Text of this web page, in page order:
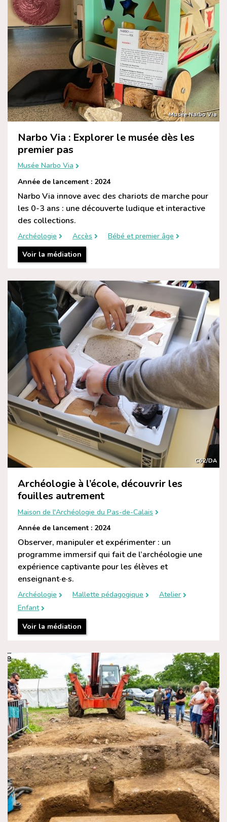
Musée Narbo Via
Narbo Via : Explorer le musée dès les
premier pas
Musée Narbo Via
Année de lancement : 2024
Narbo Via innove avec des chariots de marche pour
les 0-3 ans : une découverte ludique et interactive
des collections.
Archéologie Accès
Bébé et premier âge
Voir la médiation
C62/DA
Archéologie à l’école, découvrir les
fouilles autrement
Maison de l'Archéologie du Pas-de-Calais
Année de lancement : 2024
Observer, manipuler et expérimenter : un
programme immersif qui fait de l’archéologie une
expérience captivante pour les élèves et
enseignant·e·s.
Archéologie Mallette pédagogique
Atelier
Enfant
Voir la médiation